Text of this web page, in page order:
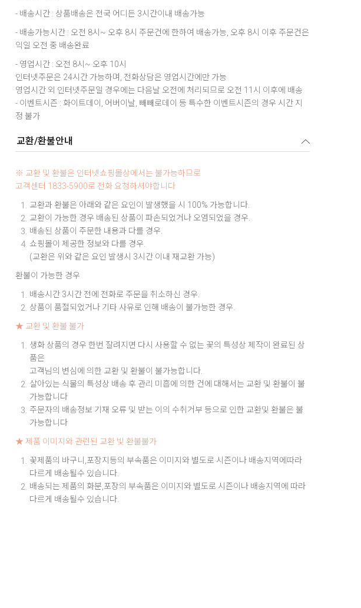
- 배송시간 : 상품배송은 전국 어디든 3시간이내 배송가능
- 배송가능시간 : 오전 8시~ 오후 8시 주문건에 한하여 배송가능, 오후 8시 이후 주문건은
익일 오전 중 배송완료
- 영업시간 : 오전 8시~ 오후 10시
인터넷주문은 24시간 가능하며, 전화상담은 영업시간에만 가능
영업시간 외 인터넷주문일 경우에는 다음날 오전에 처리되므로 오전 11시 이후에 배송
- 이벤트시즌 : 화이트데이, 어버이날, 빼빼로데이 등 특수한 이벤트시즌의 경우 시간 지
정 불가
교환/환불안내
※ 교환 및 환불은 인터넷쇼핑몰상에서는 불가능하므로
고객센터 1833-5900로 전화 요청하셔야합니다
교환과 환불은 아래와 같은 요인이 발생했을 시 100% 가능합니다.
교환이 가능한 경우 배송된 상품이 파손되었거나 오염되었을 경우.
배송된 상품이 주문한 내용과 다를 경우.
쇼핑몰이 제공한 정보와 다를 경우.
(교환은 위와 같은 요인 발생시 3시간 이내 재교환 가능)
환불이 가능한 경우
배송시간 3시간 전에 전화로 주문을 취소하신 경우.
상품이 품절되었거나 기타 사유로 인해 배송이 불가능한 경우.
★ 교환 및 환불 불가
생화 상품의 경우 한번 잘려지면 다시 사용할 수 없는 꽃의 특성상 제작이 완료된 상
품은
고객님의 변심에 의한 교환 및 환불이 불가능합니다.
살아있는 식물의 특성상 배송 후 관리 미흡에 의한 건에 대해서는 교환 및 환불이 불
가능합니다
주문자의 배송정보 기재 오류 및 받는 이의 수취거부 등으로 인한 교환및 환불은 불
가능합니다
★ 제품 이미지와 관련된 교환 빛 환불불가
꽃제품의 바구니,포장지등의 부속품은 이미지와 별도로 시즌이나 배송지역에따라
다르게 배송될수 있습니다.
배송되는 제품의 화분,포장의 부속품은 이미지와 별도로 시즌이나 배송지역에 따라
다르게 배송될수 있습니다.